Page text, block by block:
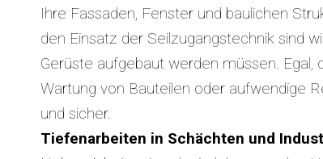
Ihre Fassaden, Fenster und baulichen
den Einsatz der Seilzugangstechnik sind
Gerüste aufgebaut werden müssen. Egal,
Wartung von Bauteilen oder aufwendige
und sicher.
Tiefenarbeiten in Schächten und